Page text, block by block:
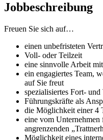
Jobbeschreibung
Freuen Sie sich auf…
einen unbefristeten
Voll- oder Teilzeit
eine sinnvolle Arbeit
ein engagiertes Team,
auf Sie freut
spezialisiertes Fort-
Führungskräfte als
die Möglichkeit einer 4
eine vom
angrenzenden
Möglichkeit eines